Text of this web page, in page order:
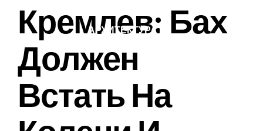
АРХИТЕКТУРА И
Кремлев: Бах
Должен
Встать На